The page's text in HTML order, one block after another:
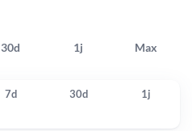
30d 1j Max
7d 30d 1j